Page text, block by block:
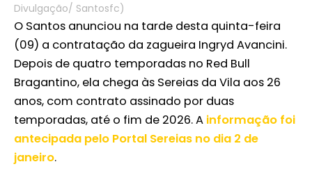
Divulgação/ Santosfc)
O Santos anunciou na tarde desta quinta-feira
(09) a contratação da zagueira Ingryd Avancini.
Depois de quatro temporadas no Red Bull
Bragantino, ela chega às Sereias da Vila aos 26
anos, com contrato assinado por duas
temporadas, até o fim de 2026. A informação foi
antecipada pelo Portal Sereias no dia 2 de
janeiro.